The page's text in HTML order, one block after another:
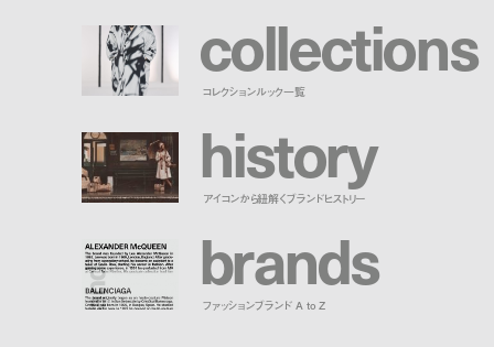
collections
コレクションルック一覧
history
アイコンから紐解くブランドヒストリー
brands
ファッションブランド A to Z